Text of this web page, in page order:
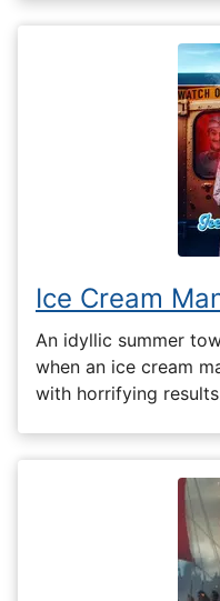
Ice Cream
An idyllic summer
when an ice cream
with horrifying